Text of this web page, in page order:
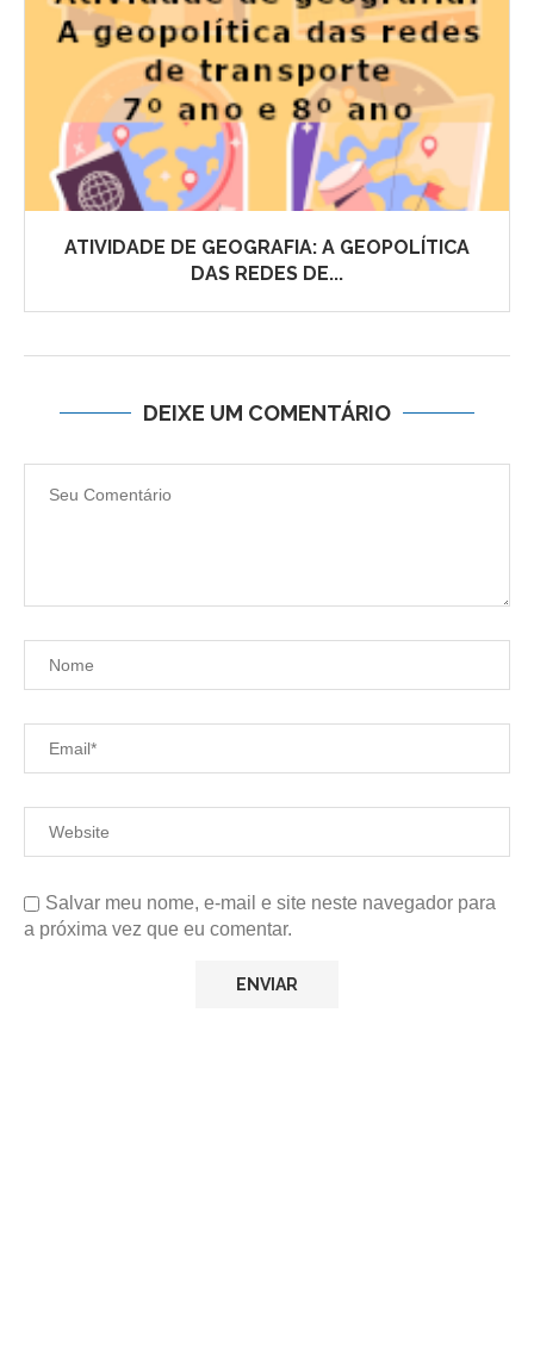
ATIVIDADE DE GEOGRAFIA: A GEOPOLÍTICA
DAS REDES DE...
DEIXE UM COMENTÁRIO
Salvar meu nome, e-mail e site neste navegador para
a próxima vez que eu comentar.